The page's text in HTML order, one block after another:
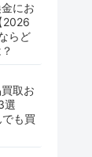
にお
2026
らど
取お
選
も買